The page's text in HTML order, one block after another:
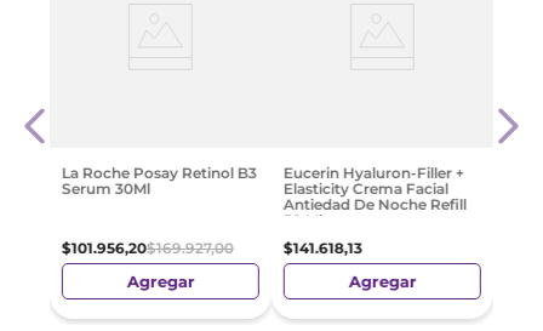
La Roche Posay Retinol B3
Serum 30Ml
$101.956,20$169.927,00
Agregar
Eucerin Hyaluron-Filler +
Elasticity Crema Facial
Antiedad De Noche Refill
50 Ml
$141.618,13
Agregar